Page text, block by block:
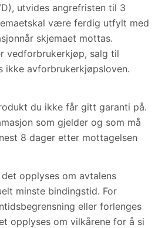
utvides angrefristen til 3
være ferdig utfylt med
skjemaet mottas.
vedforbrukerkjøp, salg til
ikke avforbrukerkjøpsloven.
du ikke får gitt garanti på.
som gjelder og som må
8 dager etter mottagelsen
opplyses om avtalens
minste bindingstid. For
eller forlenges
opplyses om vilkårene for å si